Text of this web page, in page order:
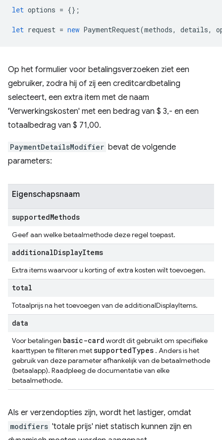
let options = {};
let request = new PaymentRequest(methods, details,
Op het formulier voor betalingsverzoeken ziet een
gebruiker, zodra hij of zij een creditcardbetaling
selecteert, een extra item met de naam
'Verwerkingskosten' met een bedrag van $ 3,- en een
totaalbedrag van $ 71,00.
PaymentDetailsModifier bevat de volgende
parameters:
Eigenschapsnaam
supportedMethods
Geef aan welke betaalmethode deze regel toepast.
additionalDisplayItems
Extra items waarvoor u korting of extra kosten wilt toevoegen.
total
Totaalprijs na het toevoegen van de additionalDisplayItems.
data
Voor betalingen basic-card wordt dit gebruikt om specifieke
kaarttypen te filteren metsupportedTypes . Anders is het
gebruik van deze parameter afhankelijk van de betaalmethode
(betaalapp). Raadpleeg de documentatie van elke
betaalmethode.
Als er verzendopties zijn, wordt het lastiger, omdat
modifiers 'totale prijs' niet statisch kunnen zijn en